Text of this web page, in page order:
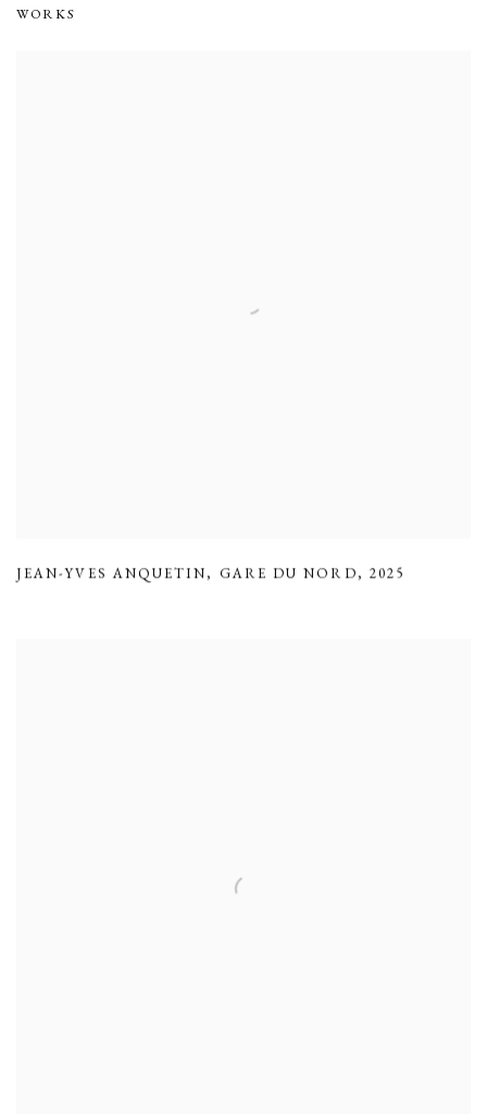
WORKS
JEAN-YVES ANQUETIN, GARE DU NORD, 2025